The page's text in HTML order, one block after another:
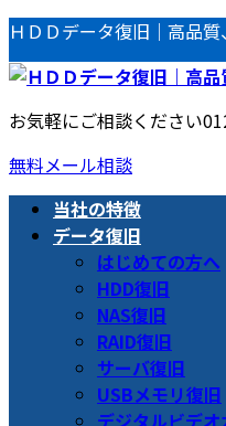
コ
ン
テ
ン
ツ
へ
ス
ナ
ビ
ゲ
ー
シ
ョ
ン
ＨＤＤデータ復旧｜高品
お気軽にご相談ください
無料メール相談
当社の特徴
データ復旧
はじめての方へ
HDD復旧
NAS復旧
RAID復旧
サーバ復旧
USBメモリ復旧
デジタルビデ